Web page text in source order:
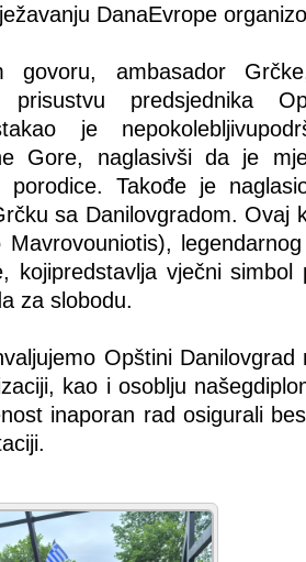
DanaEvrope
govoru, ambasador
predsjednika
je
Gore, naglasivši da je
porodice. Takođe je
sa Danilovgradom. Ovaj
Mavrovouniotis),
kojipredstavlja vječni simbol
za slobodu.
Opštini
kao i osoblju
inaporan rad osigurali